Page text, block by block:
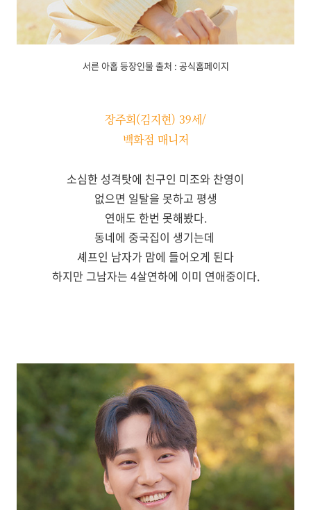
서른 아홉 등장인물 출처 : 공식홈페이지
장주희(김지현) 39세/
백화점 매니저
소심한 성격탓에 친구인 미조와 찬영이
없으면 일탈을 못하고 평생
연애도 한번 못해봤다.
동네에 중국집이 생기는데
셰프인 남자가 맘에 들어오게 된다
하지만 그남자는 4살연하에 이미 연애중이다.